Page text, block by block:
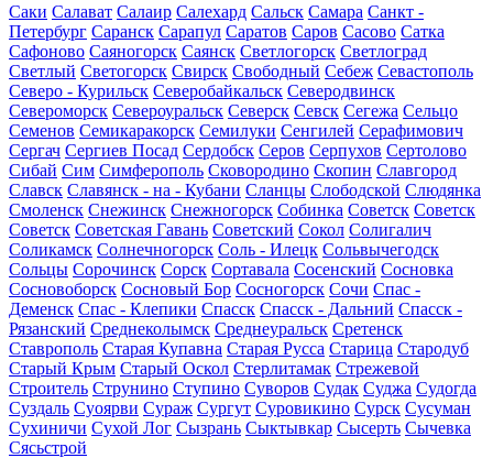
Саки Салават Салаир Салехард Сальск Самара Санкт -
Петербург Саранск Сарапул Саратов Саров Сасово Сатка
Сафоново Саяногорск Саянск Светлогорск Светлоград
Светлый Светогорск Свирск Свободный Себеж Севастополь
Северо - Курильск Северобайкальск Северодвинск
Североморск Североуральск Северск Севск Сегежа Сельцо
Семенов Семикаракорск Семилуки Сенгилей Серафимович
Сергач Сергиев Посад Сердобск Серов Серпухов Сертолово
Сибай Сим Симферополь Сковородино Скопин Славгород
Славск Славянск - на - Кубани Сланцы Слободской Слюдянка
Смоленск Снежинск Снежногорск Собинка Советск Советск
Советск Советская Гавань Советский Сокол Солигалич
Соликамск Солнечногорск Соль - Илецк Сольвычегодск
Сольцы Сорочинск Сорск Сортавала Сосенский Сосновка
Сосновоборск Сосновый Бор Сосногорск Сочи Спас -
Деменск Спас - Клепики Спасск Спасск - Дальний Спасск -
Рязанский Среднеколымск Среднеуральск Сретенск
Ставрополь Старая Купавна Старая Русса Старица Стародуб
Старый Крым Старый Оскол Стерлитамак Стрежевой
Строитель Струнино Ступино Суворов Судак Суджа Судогда
Суздаль Суоярви Сураж Сургут Суровикино Сурск Сусуман
Сухиничи Сухой Лог Сызрань Сыктывкар Сысерть Сычевка
Сясьстрой